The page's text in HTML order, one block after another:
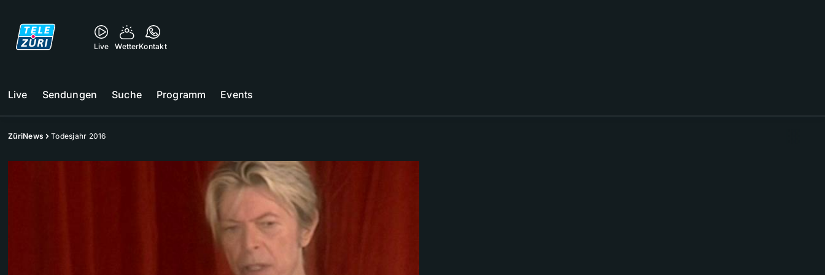
Live WetterKontakt
Live Sendungen Suche Programm Events
ZüriNews Todesjahr 2016